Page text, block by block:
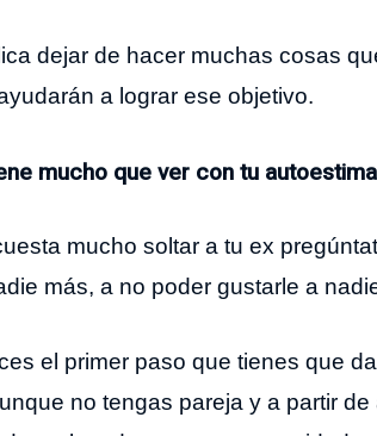
dejar de hacer muchas cosas
a lograr ese objetivo.
mucho que ver con tu
mucho soltar a tu ex
más, a no poder gustarle a
el primer paso que tienes que
no tengas pareja y a partir